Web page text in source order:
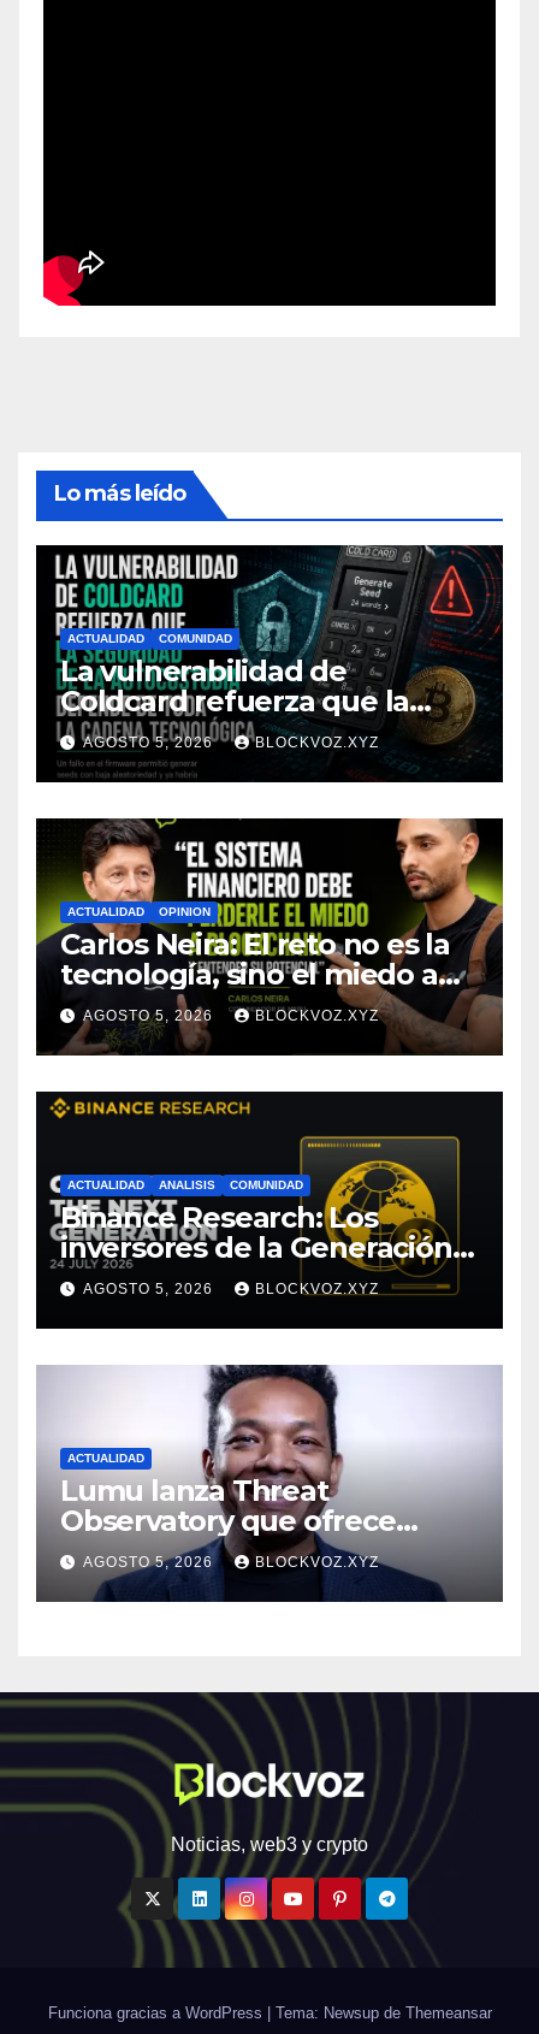
Lo más leído
ACTUALIDAD COMUNIDAD
La vulnerabilidad de
Coldcard refuerza que la
seguridad de la autocustodia
depende de toda la cadena
tecnológica, afirma CoinEx
Research
AGOSTO 5, 2026 BLOCKVOZ.XYZ
ACTUALIDAD OPINION
Carlos Neira: El reto no es la
tecnología, sino el miedo a
entenderla
AGOSTO 5, 2026 BLOCKVOZ.XYZ
ACTUALIDAD ANALISIS COMUNIDAD
Binance Research: Los
inversores de la Generación Z
empiezan más jóvenes y
muestran mayor disciplina
financiera
AGOSTO 5, 2026 BLOCKVOZ.XYZ
ACTUALIDAD
Lumu lanza Threat
Observatory que ofrece
inteligencia de amenazas
personalizada y en tiempo
real
AGOSTO 5, 2026 BLOCKVOZ.XYZ
Noticias, web3 y crypto
Funciona gracias a WordPress Tema: Newsup de Themeansar